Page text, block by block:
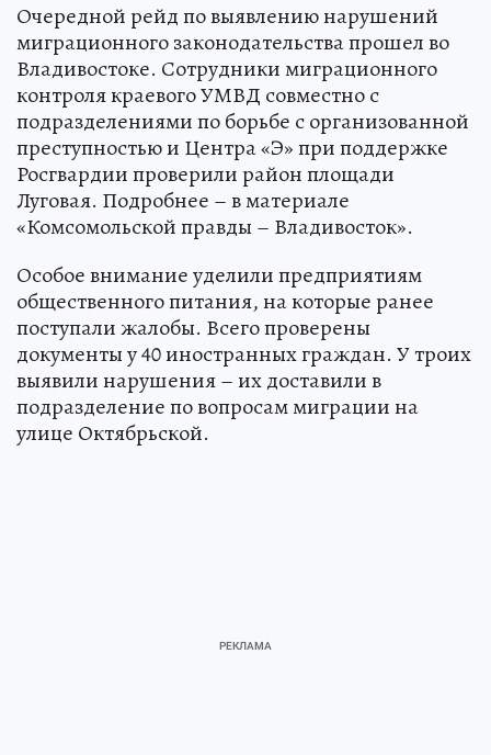
Очередной рейд по выявлению нарушений
миграционного законодательства прошел во
Владивостоке. Сотрудники миграционного
контроля краевого УМВД совместно с
подразделениями по борьбе с организованной
преступностью и Центра «Э» при поддержке
Росгвардии проверили район площади
Луговая. Подробнее – в материале
«Комсомольской правды – Владивосток».
Особое внимание уделили предприятиям
общественного питания, на которые ранее
поступали жалобы. Всего проверены
документы у 40 иностранных граждан. У троих
выявили нарушения – их доставили в
подразделение по вопросам миграции на
улице Октябрьской.